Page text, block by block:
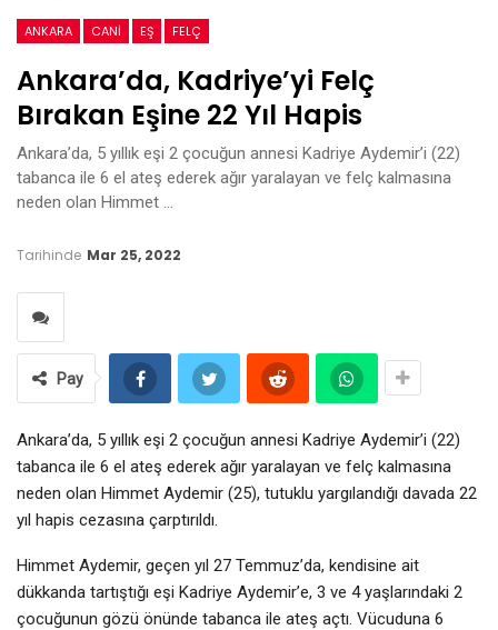
ANKARA CANI EŞ FELÇ
Ankara’da, Kadriye’yi Felç
Bırakan Eşine 22 Yıl Hapis
Ankara’da, 5 yıllık eşi 2 çocuğun annesi Kadriye Aydemir’i (22)
tabanca ile 6 el ateş ederek ağır yaralayan ve felç kalmasına
neden olan Himmet …
Tarihinde Mar 25, 2022
Pay
Ankara’da, 5 yıllık eşi 2 çocuğun annesi Kadriye Aydemir’i (22)
tabanca ile 6 el ateş ederek ağır yaralayan ve felç kalmasına
neden olan Himmet Aydemir (25), tutuklu yargılandığı davada 22
yıl hapis cezasına çarptırıldı.
Himmet Aydemir, geçen yıl 27 Temmuz’da, kendisine ait
dükkanda tartıştığı eşi Kadriye Aydemir’e, 3 ve 4 yaşlarındaki 2
çocuğunun gözü önünde tabanca ile ateş açtı. Vücuduna 6